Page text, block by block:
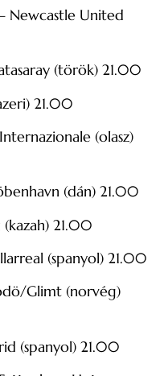
Newcastle United
(török) 21.00
21.00
(olasz)
(dán) 21.00
21.00
(spanyol) 21.00
Glimt (norvég)
(spanyol) 21.00